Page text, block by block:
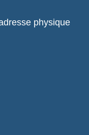
physique